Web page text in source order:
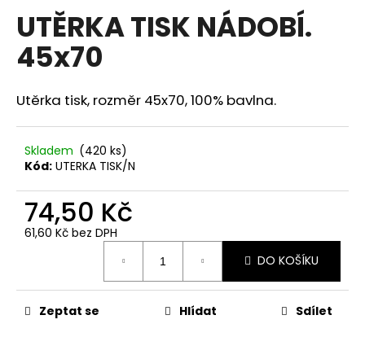
produktu
je
0,0
z
hvězdiček.
UTĚRKA TISK NÁDOBÍ.
45x70
Utěrka tisk, rozměr 45x70, 100% bavlna.
Skladem (420 ks)
Kód: UTERKA TISK/N
74,50 Kč
61,60 Kč bez DPH
DO KOŠÍKU
Zeptat se Hlídat Sdílet
a
j
í
?
HLEDAT
p
o